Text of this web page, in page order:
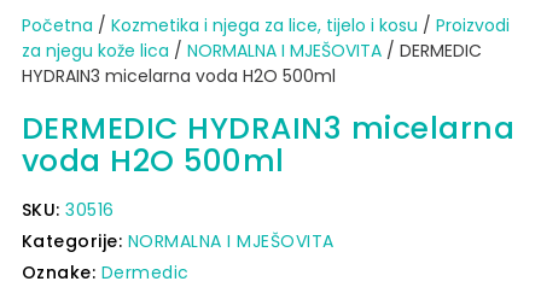
Početna / Kozmetika i njega za lice, tijelo i kosu / Proizvodi
za njegu kože lica / NORMALNA I MJEŠOVITA/ DERMEDIC
HYDRAIN3 micelarna voda H2O 500ml
DERMEDIC HYDRAIN3 micelarna
voda H2O 500ml
SKU:30516
Kategorije: NORMALNA I MJEŠOVITA
Oznake: Dermedic